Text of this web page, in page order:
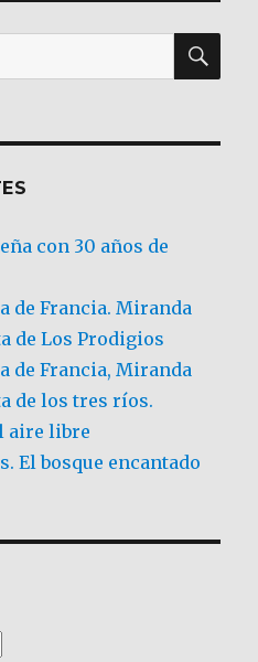
con 30 años de
de Francia. Miranda
de Los Prodigios
de Francia, Miranda
de los tres ríos.
aire libre
El bosque encantado